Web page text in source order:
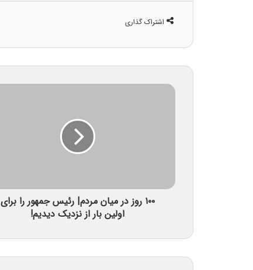
اشتراک گذاری
۱۰۰ روز در میان مردم| رئیس جمهور را برای
اولین بار از نزدیک دیدیم!